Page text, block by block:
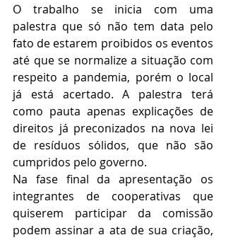
O trabalho se inicia com uma
palestra que só não tem data pelo
fato de estarem proibidos os eventos
até que se normalize a situação com
respeito a pandemia, porém o local
já está acertado. A palestra terá
como pauta apenas explicações de
direitos já preconizados na nova lei
de resíduos sólidos, que não são
cumpridos pelo governo.
Na fase final da apresentação os
integrantes de cooperativas que
quiserem participar da comissão
podem assinar a ata de sua criação,